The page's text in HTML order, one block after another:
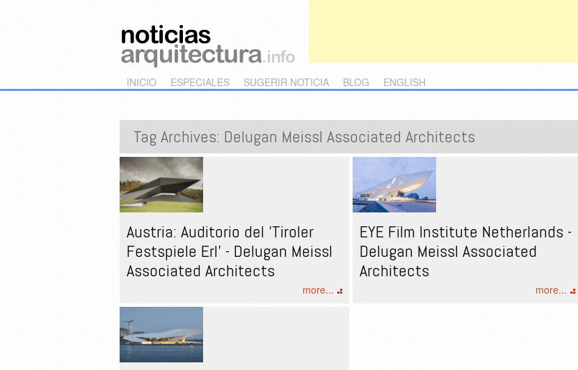
Main menu
Skip to primary content
Skip to secondary content
INICIO ESPECIALES SUGERIR NOTICIA BLOG ENGLISH
Tag Archives: Delugan Meissl Associated Architects
Austria: Auditorio del 'Tiroler
Festspiele Erl' - Delugan Meissl
Associated Architects
more...
EYE Film Institute Netherlands -
Delugan Meissl Associated
Architects
more...